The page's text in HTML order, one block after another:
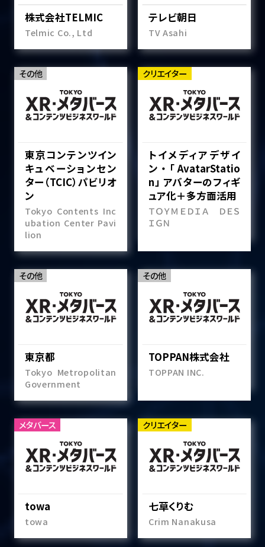
株式会社TELMIC
Telmic Co., Ltd
テレビ朝日
TV Asahi
その他
東京コンテンツイン
キュベーションセン
ター（TCIC）パビリオ
ン
Tokyo Contents Inc
ubation Center Pavi
lion
クリエイター
トイメディアデザイ
ン・「AvatarStatio
n」 アバターのフィギ
ュア化＋多方面活用
ＴＯＹＭＥＤＩＡ ＤＥＳ
ＩＧＮ
その他
東京都
Tokyo Metropolitan
Government
その他
TOPPAN株式会社
TOPPAN INC.
メタバース
towa
towa
クリエイター
七草くりむ
Crim Nanakusa